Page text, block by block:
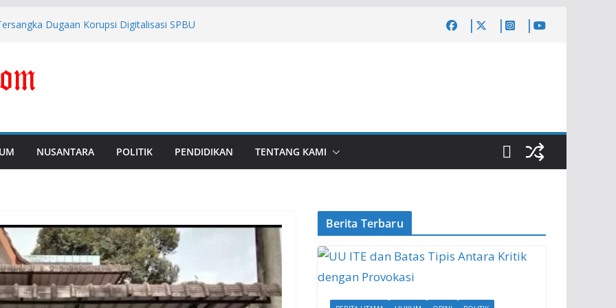
Dugaan Korupsi Digitalisasi SPBU
Polda Banten Naikkan Perkara ke Tahap
Febrie Adriansyah Diborgol dan Berompi
NUSANTARA POLITIK PENDIDIKAN TENTANG KAMI
Berita Terbaru